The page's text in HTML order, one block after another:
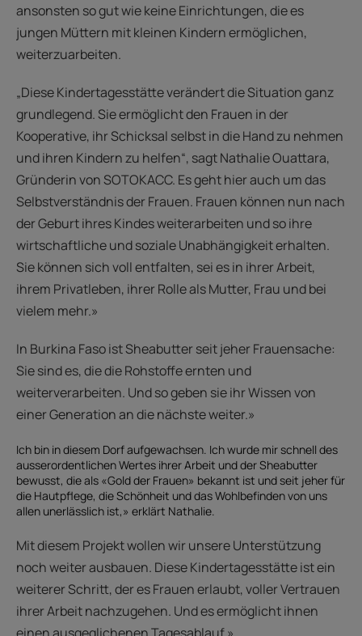
ansonsten so gut wie keine Einrichtungen, die es
jungen Müttern mit kleinen Kindern ermöglichen,
weiterzuarbeiten.
„Diese Kindertagesstätte verändert die Situation ganz
grundlegend. Sie ermöglicht den Frauen in der
Kooperative, ihr Schicksal selbst in die Hand zu nehmen
und ihren Kindern zu helfen“, sagt Nathalie Ouattara,
Gründerin von SOTOKACC. Es geht hier auch um das
Selbstverständnis der Frauen. Frauen können nun nach
der Geburt ihres Kindes weiterarbeiten und so ihre
wirtschaftliche und soziale Unabhängigkeit erhalten.
Sie können sich voll entfalten, sei es in ihrer Arbeit,
ihrem Privatleben, ihrer Rolle als Mutter, Frau und bei
vielem mehr.»
In Burkina Faso ist Sheabutter seit jeher Frauensache:
Sie sind es, die die Rohstoffe ernten und
weiterverarbeiten. Und so geben sie ihr Wissen von
einer Generation an die nächste weiter.»
Ich bin in diesem Dorf aufgewachsen. Ich wurde mir schnell des
ausserordentlichen Wertes ihrer Arbeit und der Sheabutter
bewusst, die als «Gold der Frauen» bekannt ist und seit jeher für
die Hautpflege, die Schönheit und das Wohlbefinden von uns
allen unerlässlich ist,» erklärt Nathalie.
Mit diesem Projekt wollen wir unsere Unterstützung
noch weiter ausbauen. Diese Kindertagesstätte ist ein
weiterer Schritt, der es Frauen erlaubt, voller Vertrauen
ihrer Arbeit nachzugehen. Und es ermöglicht ihnen